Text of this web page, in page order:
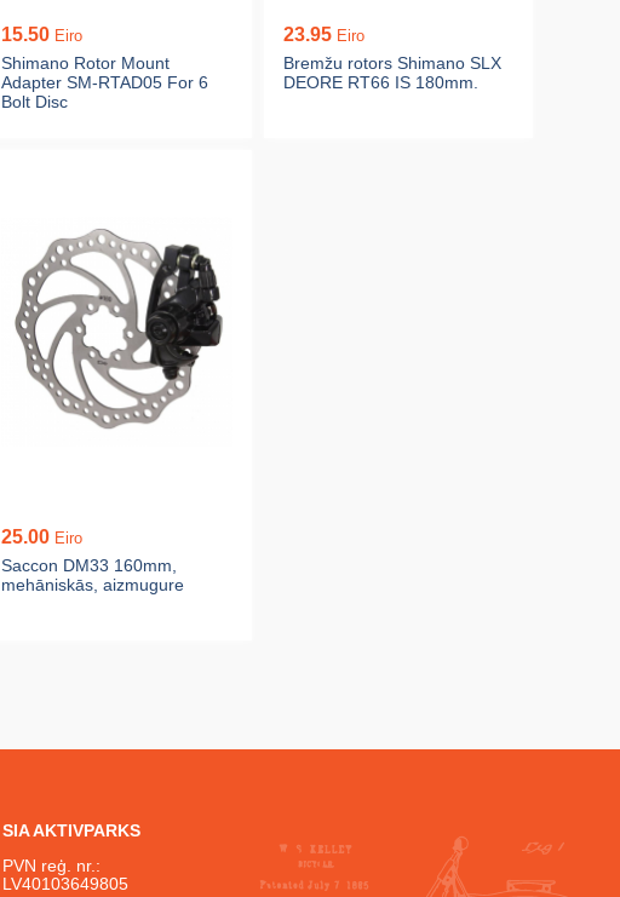
15.50 Eiro
Shimano Rotor Mount
Adapter SM-RTAD05 For 6
Bolt Disc
23.95 Eiro
Bremžu rotors Shimano SLX
DEORE RT66 IS 180mm.
25.00 Eiro
Saccon DM33 160mm,
mehāniskās, aizmugure
SIA AKTIVPARKS
PVN reģ. nr.:
LV40103649805